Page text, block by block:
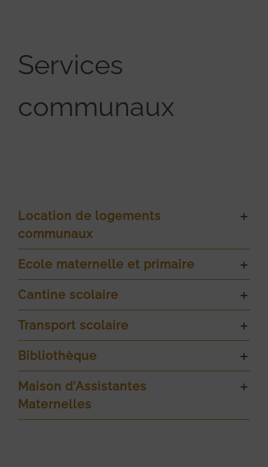
Services
communaux
Location de logements
communaux
Ecole maternelle et primaire
Cantine scolaire
Transport scolaire
Bibliothèque
Maison d’Assistantes
Maternelles